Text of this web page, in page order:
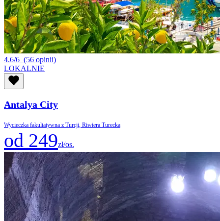
4.6/6 (56 opinii)
LOKALNIE
Antalya City
Wycieczka fakultatywna z Turcji, Riwiera Turecka
od 249zł/os.